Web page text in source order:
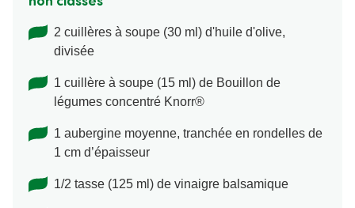
non classés
2 cuillères à soupe (30 ml) d'huile d'olive,
divisée
1 cuillère à soupe (15 ml) de Bouillon de
légumes concentré Knorr®
1 aubergine moyenne, tranchée en rondelles de
1 cm d’épaisseur
1/2 tasse (125 ml) de vinaigre balsamique